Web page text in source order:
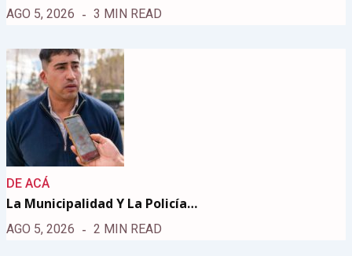
AGO 5, 2026 3 MIN READ
DE ACÁ
La Municipalidad Y La Policía…
AGO 5, 2026 2 MIN READ